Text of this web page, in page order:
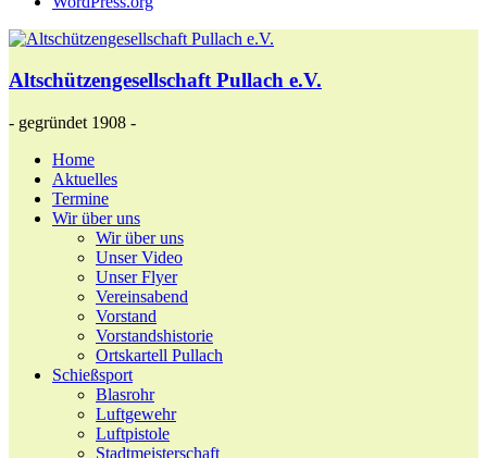
Altschützengesellschaft Pullach e.V.
- gegründet 1908 -
Home
Aktuelles
Termine
Wir über uns
Wir über uns
Unser Video
Unser Flyer
Vereinsabend
Vorstand
Vorstandshistorie
Ortskartell Pullach
Schießsport
Blasrohr
Luftgewehr
Luftpistole
Stadtmeisterschaft